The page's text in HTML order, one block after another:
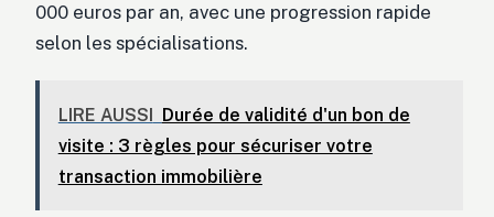
000 euros par an, avec une progression rapide
selon les spécialisations.
LIRE AUSSI
Durée de validité d'un bon de
visite : 3 règles pour sécuriser votre
transaction immobilière